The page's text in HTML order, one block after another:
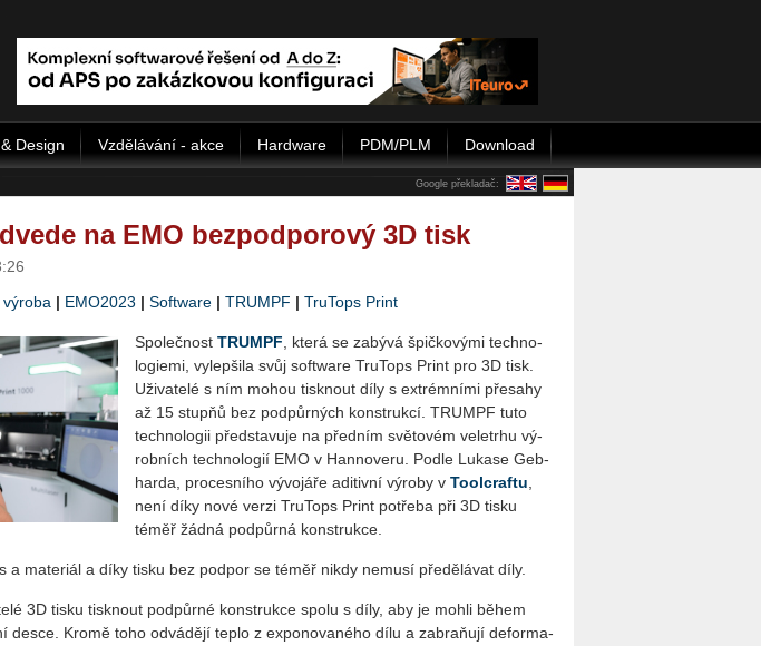
Design Vzdělávání - akce Hardware PDM/PLM Download
Google překladač:
na EMO bezpodporový 3D tisk
| EMO2023 | Software | TRUM­PF | Tru­Tops Print
Spo­leč­nost TRUM­PF , která se za­bý­vá špič­ko­vý­mi tech­no­
lo­gi­e­mi, vy­lep­ši­la svůj soft­ware Tru­Tops Print pro 3D tisk.
Uži­va­te­lé s ním mohou tisk­nout díly s ex­trém­ní­mi pře­sa­hy
až 15 stupňů bez pod­půr­ných kon­struk­cí. TRUM­PF tuto
tech­no­lo­gii před­sta­vu­je na před­ním svě­to­vém ve­letr­hu vý­
rob­ních tech­no­lo­gií EMO v Han­no­ve­ru. Podle Luka­se Ge­b­
har­da, pro­ces­ní­ho vý­vo­já­ře adi­tiv­ní vý­ro­by v Tool­craf­tu
není díky nové verzi Tru­Tops Print po­tře­ba při 3D tisku
téměř žádná pod­půr­ná kon­struk­ce.
a ma­te­ri­ál a díky tisku bez pod­por se téměř nikdy ne­mu­sí pře­dě­lá­vat díly.
3D tisku tisk­nout pod­půr­né kon­struk­ce spolu s díly, aby je mohli během
desce. Kromě toho od­vá­dě­jí teplo z ex­po­no­va­né­ho dílu a zabraňují de­for­ma­